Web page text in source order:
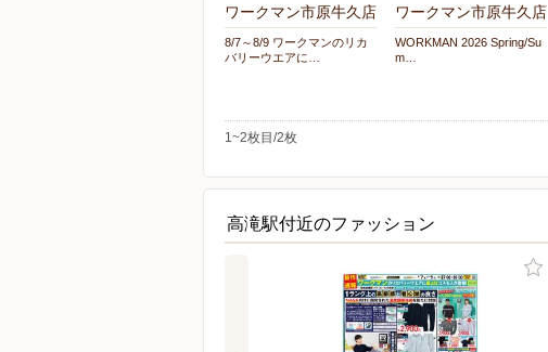
ワークマン市原牛久店
8/7～8/9 ワークマンのリカ
バリーウエアに…
ワークマン市原牛久店
WORKMAN 2026 Spring/Su
m…
1~2枚目/2枚
高滝駅付近のファッション